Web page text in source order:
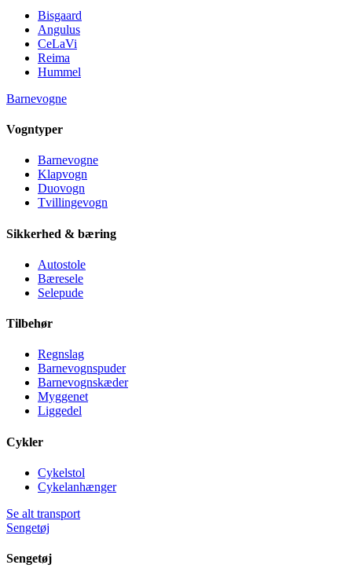
Bisgaard
Angulus
CeLaVi
Reima
Hummel
Barnevogne
Vogntyper
Barnevogne
Klapvogn
Duovogn
Tvillingevogn
Sikkerhed & bæring
Autostole
Bæresele
Selepude
Tilbehør
Regnslag
Barnevognspuder
Barnevognskæder
Myggenet
Liggedel
Cykler
Cykelstol
Cykelanhænger
Se alt transport
Sengetøj
Sengetøj